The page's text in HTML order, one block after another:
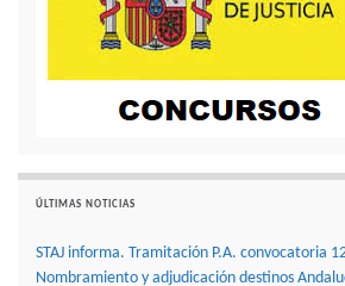
ÚLTIMAS NOTICIAS
STAJ informa. Tramitación P.A. convocatoria
Nombramiento y adjudicación destinos